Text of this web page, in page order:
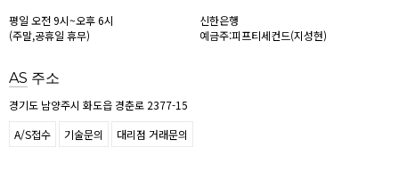
평일 오전 9시~오후 6시
(주말,공휴일 휴무)
신한은행
예금주:피프티세컨드(지성현)
AS 주소
경기도 남양주시 화도읍 경춘로 2377-15
A/S접수
기술문의 대리점 거래문의